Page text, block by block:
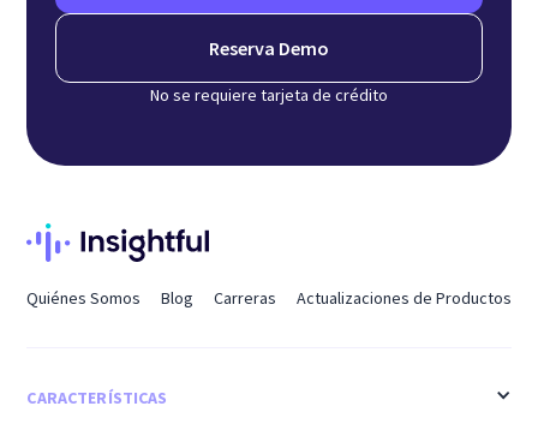
Reserva Demo
No se requiere tarjeta de crédito
Quiénes Somos Blog Carreras Actualizaciones de Productos
CARACTERÍSTICAS